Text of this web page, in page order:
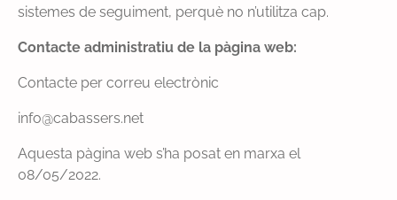
sistemes de seguiment, perquè no n’utilitza cap.
Contacte administratiu de la pàgina web:
Contacte per correu electrònic
info@cabassers.net
Aquesta pàgina web s’ha posat en marxa el
08/05/2022.